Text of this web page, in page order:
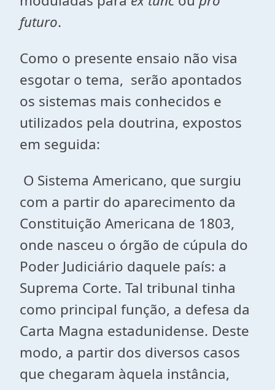
futuro.
Como o presente ensaio não visa
esgotar o tema, serão apontados
os sistemas mais conhecidos e
utilizados pela doutrina, expostos
em seguida:
O Sistema Americano, que surgiu
com a partir do aparecimento da
Constituição Americana de 1803,
onde nasceu o órgão de cúpula do
Poder Judiciário daquele país: a
Suprema Corte. Tal tribunal tinha
como principal função, a defesa da
Carta Magna estadunidense. Deste
modo, a partir dos diversos casos
que chegaram àquela instância,